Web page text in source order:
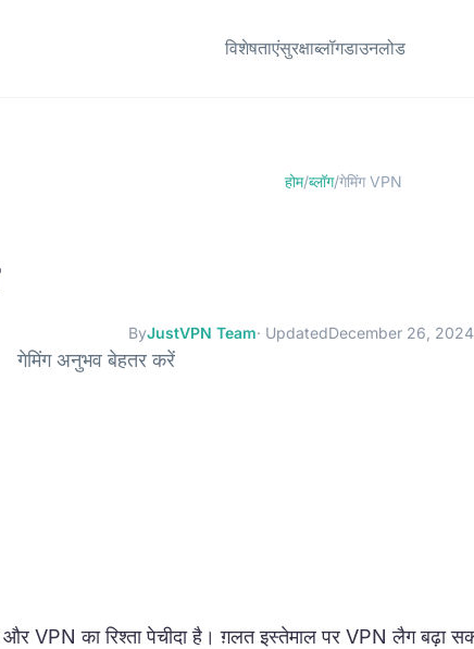
विशेषताएंसुरक्षाब्लॉगडाउनलोड
होम/ब्लॉग/गेमिंग VPN
ByJustVPN Team· UpdatedDecember 26, 2024
गेमिंग अनुभव बेहतर करें
और VPN का रिश्ता पेचीदा है। ग़लत इस्तेमाल पर VPN लैग बढ़ा